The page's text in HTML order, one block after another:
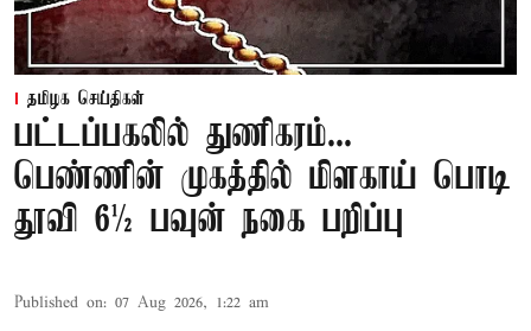
தமிழக செய்திகள்
பட்டப்பகலில் துணிகரம்...
பெண்ணின் முகத்தில் மிளகாய் பொடி
தூவி 6½ பவுன் நகை பறிப்பு
Published on: 07 Aug 2026, 1:22 am